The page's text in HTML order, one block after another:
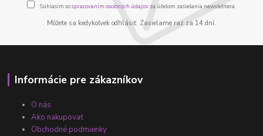
Súhlasím sospracovaním osobných údajov za účelom zasielania newslettera.
Môžete sa kedykoľvek odhlásiť. Zasielame raz za 14 dní.
Informácie pre zákazníkov
O nás
Ako nakupovať
Obchodné podmienky